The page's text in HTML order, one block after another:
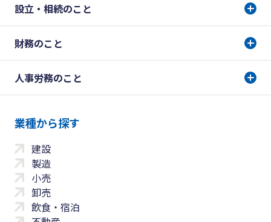
設立・相続のこと
財務のこと
人事労務のこと
業種から探す
建設
製造
小売
卸売
飲食・宿泊